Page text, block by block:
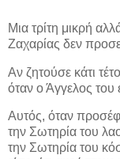
Μια τρίτη μικρή
Ζαχαρίας δεν
Αν ζητούσε κάτι
όταν ο Άγγελος του
Αυτός, όταν
την Σωτηρία του
την Σωτηρία του